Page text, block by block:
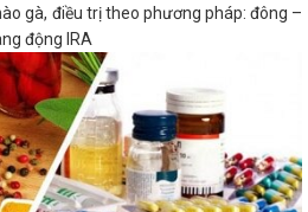
gà, điều trị theo phương pháp: đông –
động IRA